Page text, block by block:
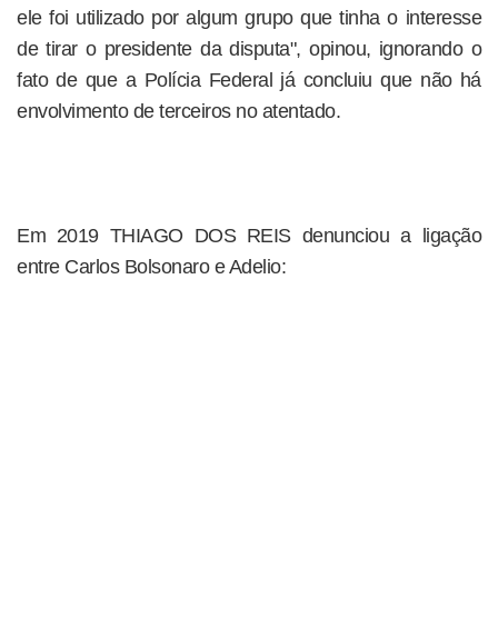
ele foi utilizado por algum grupo que tinha o interesse
de tirar o presidente da disputa", opinou, ignorando o
fato de que a Polícia Federal já concluiu que não há
envolvimento de terceiros no atentado.
Em 2019 THIAGO DOS REIS denunciou a ligação
entre Carlos Bolsonaro e Adelio: